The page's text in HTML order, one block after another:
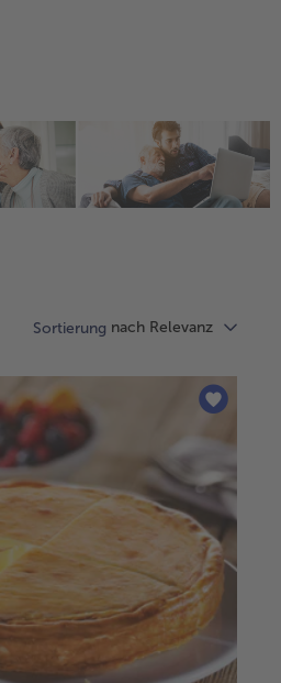
Sortierung nach Relevanz